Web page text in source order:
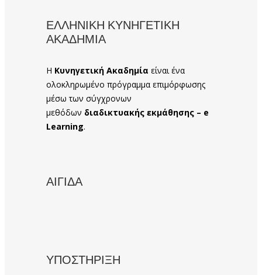
ΕΛΛΗΝΙΚΗ ΚΥΝΗΓΕΤΙΚΗ
ΑΚΑΔΗΜΙΑ
Η Κυνηγετική Ακαδημία είναι ένα
ολοκληρωμένο πρόγραμμα επιμόρφωσης
μέσω των σύγχρονων
μεθόδων διαδικτυακής εκμάθησης – e
Learning.
ΑΙΓΙΔΑ
ΥΠΟΣΤΗΡΙΞΗ